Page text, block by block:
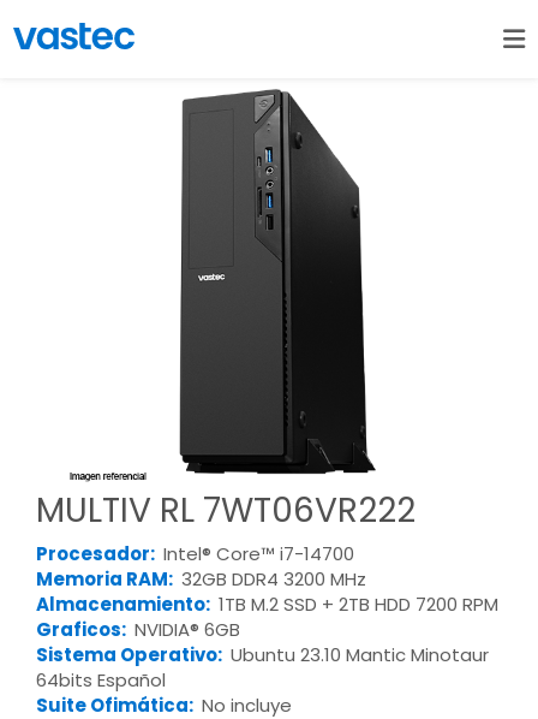
MULTIV RL 7WT06VR222
Procesador: Intel® Core™ i7-14700
Memoria RAM: 32GB DDR4 3200 MHz
Almacenamiento: 1TB M.2 SSD + 2TB HDD 7200 RPM
Graficos: NVIDIA® 6GB
Sistema Operativo: Ubuntu 23.10 Mantic Minotaur
64bits Español
Suite Ofimática: No incluye